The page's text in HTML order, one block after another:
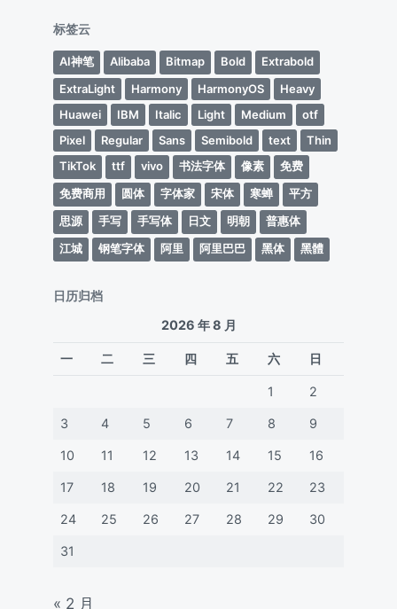
标签云
AI神笔 Alibaba Bitmap Bold
Extrabold
ExtraLight
Harmony HarmonyOS
Heavy
Huawei
IBM Italic Light Medium
otf
Pixel
Regular Sans Semibold text
Thin
TikTok
ttf vivo 书法字体 像素
免费
免费商用
圆体 字体家 宋体 寒蝉
平方
思源
手写 手写体 日文 明朝
普惠体
江城
钢笔字体 阿里 阿里巴巴 黑体 黑體
日历归档
2026 年 8 月
一 二 三 四 五 六 日
1 2
3 4 5 6 7 8 9
10 11 12 13 14 15 16
17 18 19 20 21 22 23
24 25 26 27 28 29 30
31
« 2 月